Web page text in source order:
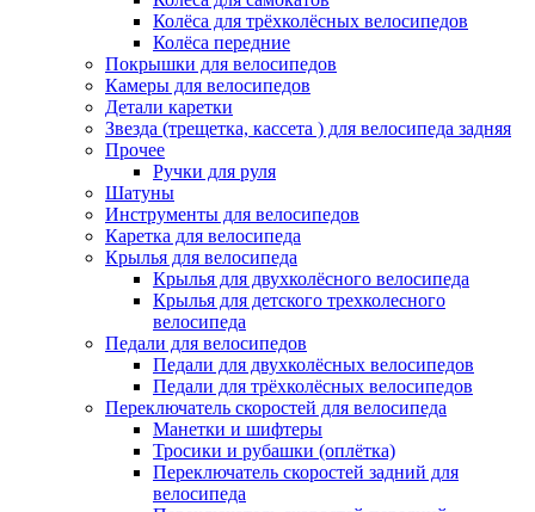
Колёса для трёхколёсных велосипедов
Колёса передние
Покрышки для велосипедов
Камеры для велосипедов
Детали каретки
Звезда (трещетка, кассета ) для велосипеда задняя
Прочее
Ручки для руля
Шатуны
Инструменты для велосипедов
Каретка для велосипеда
Крылья для велосипеда
Крылья для двухколёсного велосипеда
Крылья для детского трехколесного
велосипеда
Педали для велосипедов
Педали для двухколёсных велосипедов
Педали для трёхколёсных велосипедов
Переключатель скоростей для велосипеда
Манетки и шифтеры
Тросики и рубашки (оплётка)
Переключатель скоростей задний для
велосипеда